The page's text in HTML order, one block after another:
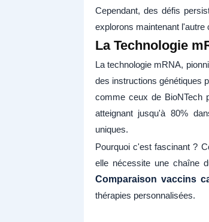
Cependant, des défis
explorons maintenant l'autre
La Technologie
La technologie mRNA,
des instructions génétiques
comme ceux de BioNTech
atteignant jusqu'à 80%
uniques.
Pourquoi c'est fascinant ?
elle nécessite une chaîne
Comparaison vaccins
thérapies personnalisées.